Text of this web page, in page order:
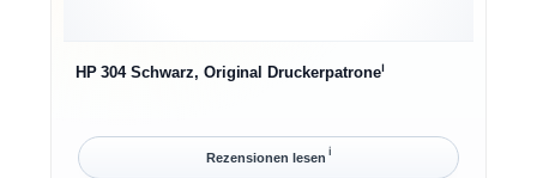
HP 304 Schwarz, Original Druckerpatroneℹ︎
Rezensionen lesen ℹ︎